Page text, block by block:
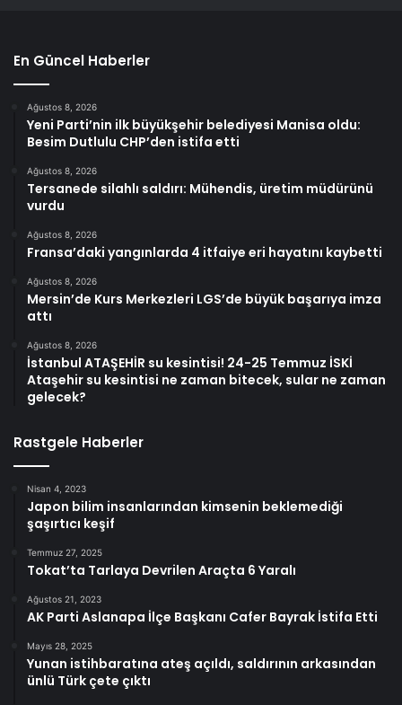
En Güncel Haberler
Ağustos 8, 2026
Yeni Parti’nin ilk büyükşehir belediyesi Manisa oldu:
Besim Dutlulu CHP’den istifa etti
Ağustos 8, 2026
Tersanede silahlı saldırı: Mühendis, üretim müdürünü
vurdu
Ağustos 8, 2026
Fransa’daki yangınlarda 4 itfaiye eri hayatını kaybetti
Ağustos 8, 2026
Mersin’de Kurs Merkezleri LGS’de büyük başarıya imza
attı
Ağustos 8, 2026
İstanbul ATAŞEHİR su kesintisi! 24-25 Temmuz İSKİ
Ataşehir su kesintisi ne zaman bitecek, sular ne zaman
gelecek?
Rastgele Haberler
Nisan 4, 2023
Japon bilim insanlarından kimsenin beklemediği
şaşırtıcı keşif
Temmuz 27, 2025
Tokat’ta Tarlaya Devrilen Araçta 6 Yaralı
Ağustos 21, 2023
AK Parti Aslanapa İlçe Başkanı Cafer Bayrak İstifa Etti
Mayıs 28, 2025
Yunan istihbaratına ateş açıldı, saldırının arkasından
ünlü Türk çete çıktı